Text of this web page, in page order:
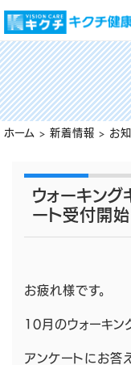
ホーム > 新着情報 > お
ウォーキング
ート受付開始
お疲れ様です。
10月のウォーキン
アンケートにお答